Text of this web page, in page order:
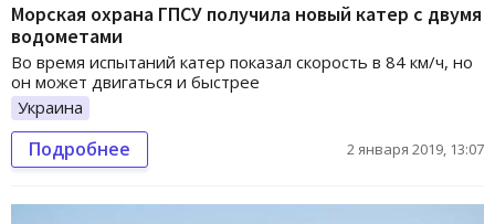
Морская охрана ГПСУ получила новый катер с двумя
водометами
Во время испытаний катер показал скорость в 84 км/ч, но
он может двигаться и быстрее
Украина
Подробнее 2 января 2019, 13:07